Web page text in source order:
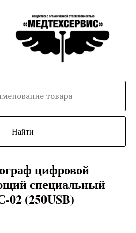
Найти
цифровой
специальный
(250USB)